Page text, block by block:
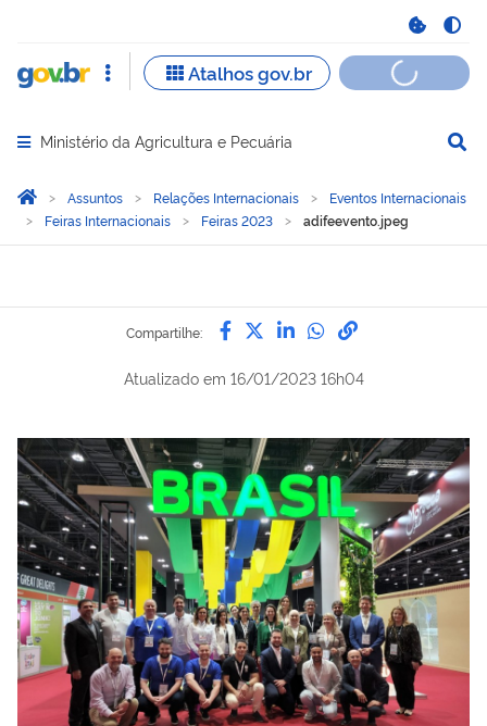
Abrir menu principal de navegação
Ministério da Agricultura e Pecuária
Você está aqui:
Página Inicial
Assuntos Relações Internacionais
Eventos Internacionais
Feiras Internacionais
Feiras 2023 adifeevento.jpeg
Compartilhe: Compartilhe por Facebook
Compartilhe por Twitter
Compartilhe por
Compartilhe
link para
Atualizado em 16/01/2023 16h04